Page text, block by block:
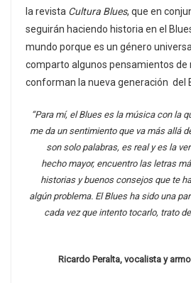
la revista Cultura Blues, que en
seguirán haciendo historia en el
mundo porque es un género
comparto algunos pensamientos de
conforman la nueva generación del
“Para mí, el Blues es la música con la
me da un sentimiento que va más allá
son solo palabras, es real y es la
hecho mayor, encuentro las letras
historias y buenos consejos que te
algún problema. El Blues ha sido una
cada vez que intento tocarlo, trato
Ricardo Peralta, vocalista y